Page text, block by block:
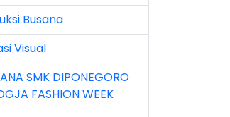
Busana
Visual
SMK DIPONEGORO
FASHION WEEK